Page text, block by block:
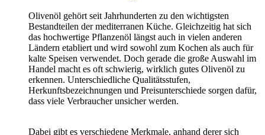
Olivenöl gehört seit Jahrhunderten zu den wichtigsten
Bestandteilen der mediterranen Küche. Gleichzeitig hat sich
das hochwertige Pflanzenöl längst auch in vielen anderen
Ländern etabliert und wird sowohl zum Kochen als auch für
kalte Speisen verwendet. Doch gerade die große Auswahl im
Handel macht es oft schwierig, wirklich gutes Olivenöl zu
erkennen. Unterschiedliche Qualitätsstufen,
Herkunftsbezeichnungen und Preisunterschiede sorgen dafür,
dass viele Verbraucher unsicher werden.
Dabei gibt es verschiedene Merkmale, anhand derer sich